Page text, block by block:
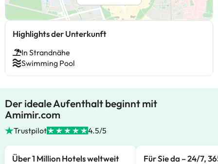
Highlights der Unterkunft
In Strandnähe
Swimming Pool
Der ideale Aufenthalt beginnt mit
Amimir.com
Trustpilot 4.5/5
Über 1 Million Hotels weltweit
Für Sie da – 24/7,